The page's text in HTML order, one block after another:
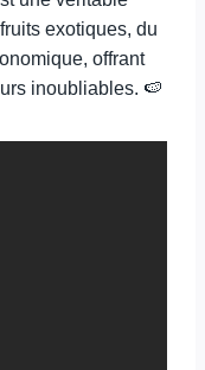
exotiques, du
offrant
inoubliables. 🍉